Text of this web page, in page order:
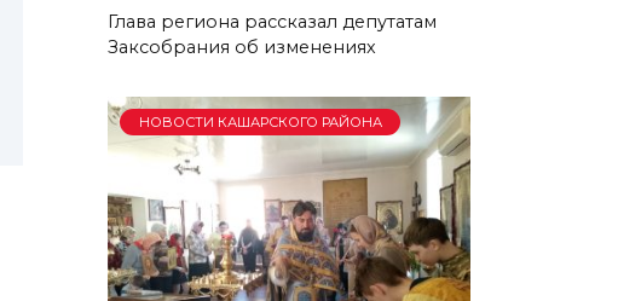
Глава региона рассказал депутатам
Заксобрания об изменениях
НОВОСТИ КАШАРСКОГО РАЙОНА